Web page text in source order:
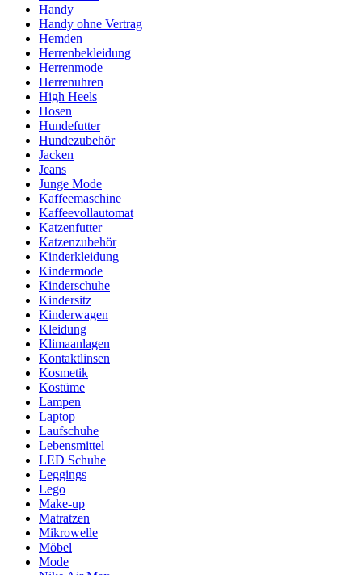
Handy
Handy ohne Vertrag
Hemden
Herrenbekleidung
Herrenmode
Herrenuhren
High Heels
Hosen
Hundefutter
Hundezubehör
Jacken
Jeans
Junge Mode
Kaffeemaschine
Kaffeevollautomat
Katzenfutter
Katzenzubehör
Kinderkleidung
Kindermode
Kinderschuhe
Kindersitz
Kinderwagen
Kleidung
Klimaanlagen
Kontaktlinsen
Kosmetik
Kostüme
Lampen
Laptop
Laufschuhe
Lebensmittel
LED Schuhe
Leggings
Lego
Make-up
Matratzen
Mikrowelle
Möbel
Mode